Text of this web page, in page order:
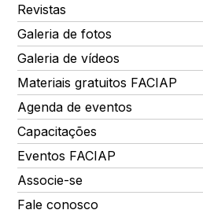
Revistas
Galeria de fotos
Galeria de vídeos
Materiais gratuitos FACIAP
Agenda de eventos
Capacitações
Eventos FACIAP
Associe-se
Fale conosco